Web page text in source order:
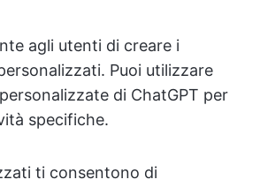
agli utenti di creare i
Puoi utilizzare
di ChatGPT per
specifiche.
ti consentono di